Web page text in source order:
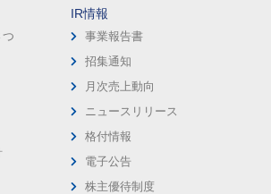
IR情報
事業報告書
招集通知
月次売上動向
ニュースリリース
格付情報
電子公告
株主優待制度